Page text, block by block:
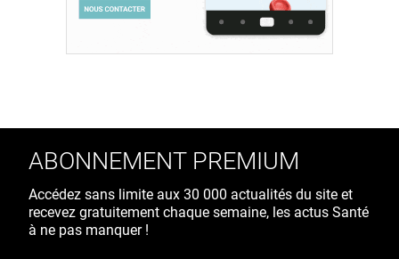
ABONNEMENT PREMIUM
Accédez sans limite aux 30 000 actualités du site et
recevez gratuitement chaque semaine, les actus Santé
à ne pas manquer !